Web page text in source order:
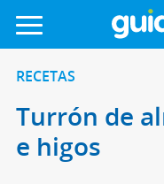
RECETAS
Turrón de
e higos